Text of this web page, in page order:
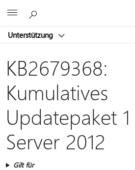
Unterstützung
KB2679368:
Kumulatives
Updatepaket
Server 2012
Gilt für